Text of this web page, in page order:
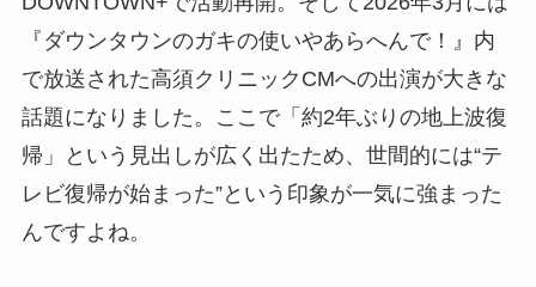
『ダウンタウンのガキの使いやあらへんで！』内
で放送された高須クリニックCMへの出演が大きな
話題になりました。ここで「約2年ぶりの地上波復
帰」という見出しが広く出たため、世間的には“テ
レビ復帰が始まった”という印象が一気に強まった
んですよね。